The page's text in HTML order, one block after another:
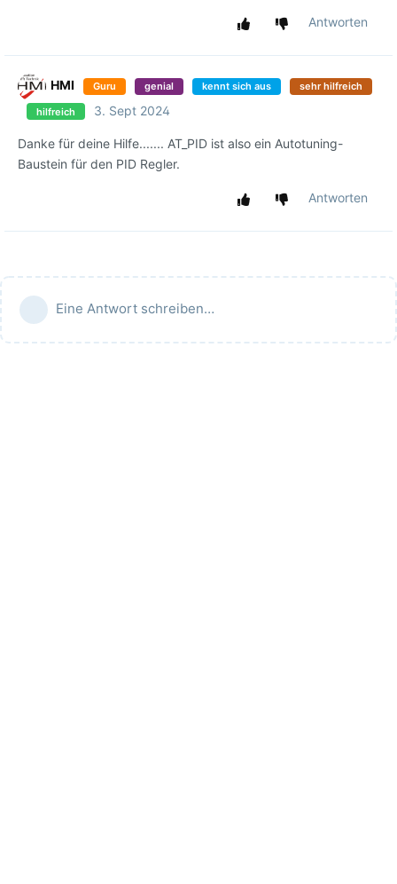
Antworten
HMI Guru genial kennt sich aus sehr hilfreich
hilfreich 3. Sept 2024
Danke für deine Hilfe....... AT_PID ist also ein Autotuning-
Baustein für den PID Regler.
Antworten
Eine Antwort schreiben…